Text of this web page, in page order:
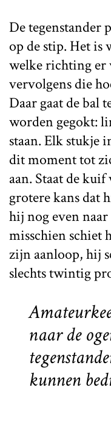
De tegenstander
op de stip. Het is
welke richting er
vervolgens die
Daar gaat de bal
worden gegokt:
staan. Elk stukje
dit moment tot
aan. Staat de
grotere kans dat
hij nog even
misschien schiet
zijn aanloop, hij
slechts twintig
naar de
kunnen